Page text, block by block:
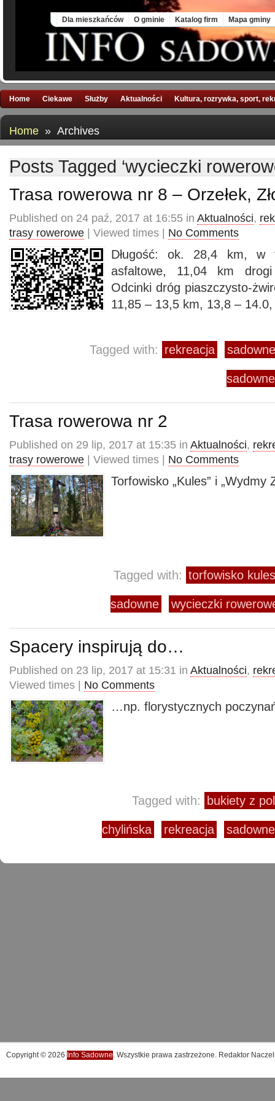
Dla mieszkańców O gminie Katalog firm Mapa gminy
Home Ciekawe Służby Aktualności Kultura, rozrywka, sport,
Home » Archives
Posts Tagged ‘wycieczki
Trasa rowerowa nr 8 – Orzełek,
Published on 24 paź, 2017 at 16:55 in Aktualności,
trasy rowerowe | Viewed times | No Comments
Długość: ok. 28,4 km,
asfaltowe, 11,04 km drogi
Odcinki dróg piaszczysto-
11,85 – 13,5 km, 13,8 –
Tagged with: rekreacja sadowne
sadowne
Trasa rowerowa nr 2
Published on 29 lip, 2017 at 15:35 in Aktualności,
trasy rowerowe | Viewed times | No Comments
Torfowisko „Kules” i „Wydmy
Tagged with: torfowisko kules
sadowne wycieczki
Spacery inspirują do…
Published on 23 lip, 2017 at 15:31 in Aktualności,
Viewed times | No Comments
…np. florystycznych
Tagged with: bukiety z
chylińska rekreacja sadowne
Copyright © 2026 Info Sadowne. Wszystkie prawa zastrzeżone. Redaktor